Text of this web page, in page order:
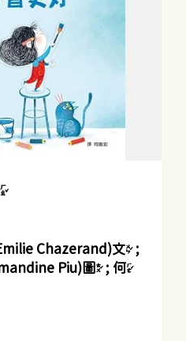
Chazerand)文 ;
Piu)圖 ; 何